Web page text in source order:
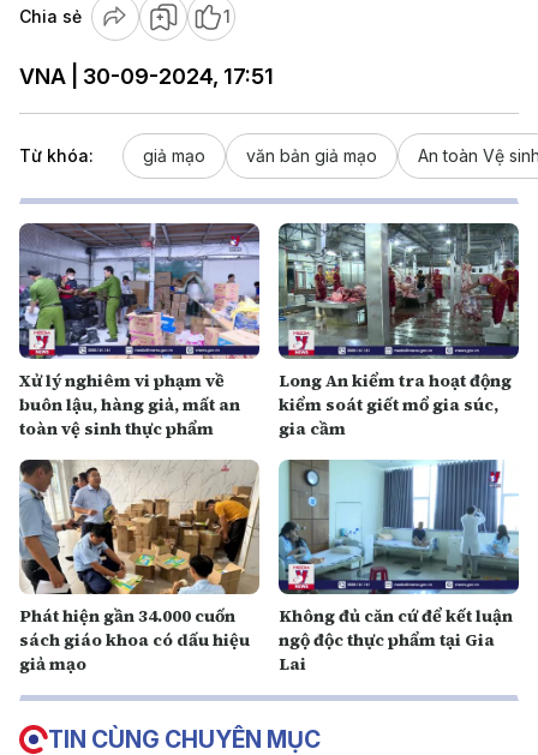
Chia sẻ 1
VNA | 30-09-2024, 17:51
Từ khóa: giả mạo văn bản giả mạo An toàn Vệ
Xử lý nghiêm vi phạm về
buôn lậu, hàng giả, mất an
toàn vệ sinh thực phẩm
Long An kiểm tra hoạt động
kiểm soát giết mổ gia súc,
gia cầm
Phát hiện gần 34.000 cuốn
sách giáo khoa có dấu hiệu
giả mạo
Không đủ căn cứ để kết luận
ngộ độc thực phẩm tại Gia
Lai
TIN CÙNG CHUYÊN MỤC